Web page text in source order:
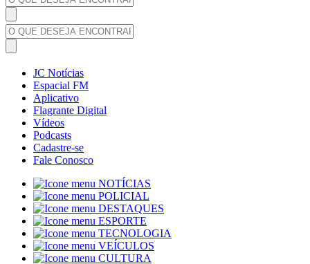
JC Notícias
Espacial FM
Aplicativo
Flagrante Digital
Vídeos
Podcasts
Cadastre-se
Fale Conosco
NOTÍCIAS
POLICIAL
DESTAQUES
ESPORTE
TECNOLOGIA
VEÍCULOS
CULTURA